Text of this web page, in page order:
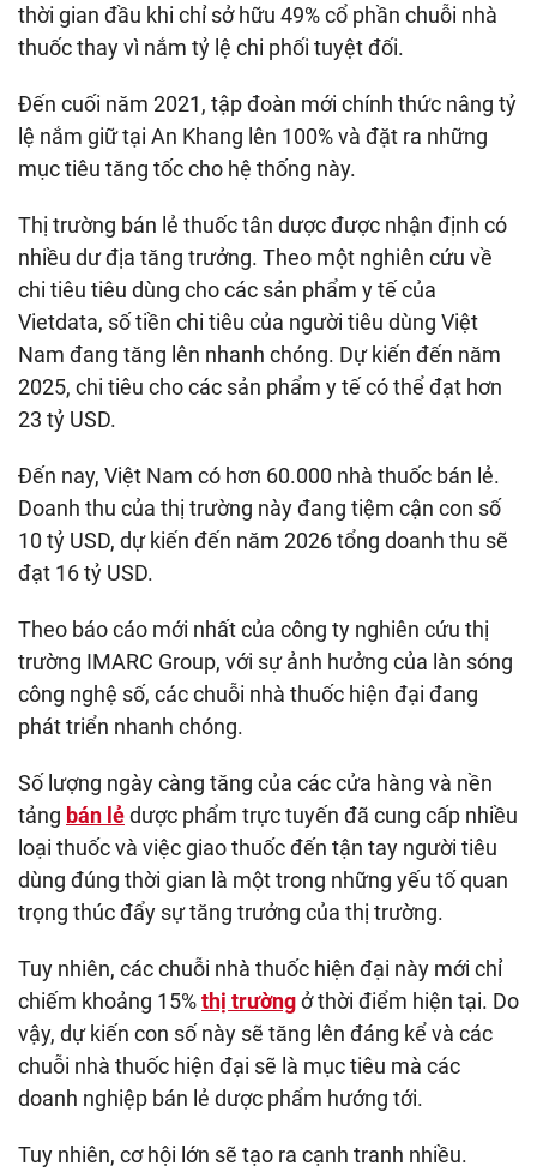
thời gian đầu khi chỉ sở hữu 49% cổ phần chuỗi nhà
thuốc thay vì nắm tỷ lệ chi phối tuyệt đối.
Đến cuối năm 2021, tập đoàn mới chính thức nâng tỷ
lệ nắm giữ tại An Khang lên 100% và đặt ra những
mục tiêu tăng tốc cho hệ thống này.
Thị trường bán lẻ thuốc tân dược được nhận định có
nhiều dư địa tăng trưởng. Theo một nghiên cứu về
chi tiêu tiêu dùng cho các sản phẩm y tế của
Vietdata, số tiền chi tiêu của người tiêu dùng Việt
Nam đang tăng lên nhanh chóng. Dự kiến đến năm
2025, chi tiêu cho các sản phẩm y tế có thể đạt hơn
23 tỷ USD.
Đến nay, Việt Nam có hơn 60.000 nhà thuốc bán lẻ.
Doanh thu của thị trường này đang tiệm cận con số
10 tỷ USD, dự kiến đến năm 2026 tổng doanh thu sẽ
đạt 16 tỷ USD.
Theo báo cáo mới nhất của công ty nghiên cứu thị
trường IMARC Group, với sự ảnh hưởng của làn sóng
công nghệ số, các chuỗi nhà thuốc hiện đại đang
phát triển nhanh chóng.
Số lượng ngày càng tăng của các cửa hàng và nền
tảng bán lẻdược phẩm trực tuyến đã cung cấp nhiều
loại thuốc và việc giao thuốc đến tận tay người tiêu
dùng đúng thời gian là một trong những yếu tố quan
trọng thúc đẩy sự tăng trưởng của thị trường.
Tuy nhiên, các chuỗi nhà thuốc hiện đại này mới chỉ
chiếm khoảng 15%thị trườngở thời điểm hiện tại. Do
vậy, dự kiến con số này sẽ tăng lên đáng kể và các
chuỗi nhà thuốc hiện đại sẽ là mục tiêu mà các
doanh nghiệp bán lẻ dược phẩm hướng tới.
Tuy nhiên, cơ hội lớn sẽ tạo ra cạnh tranh nhiều.